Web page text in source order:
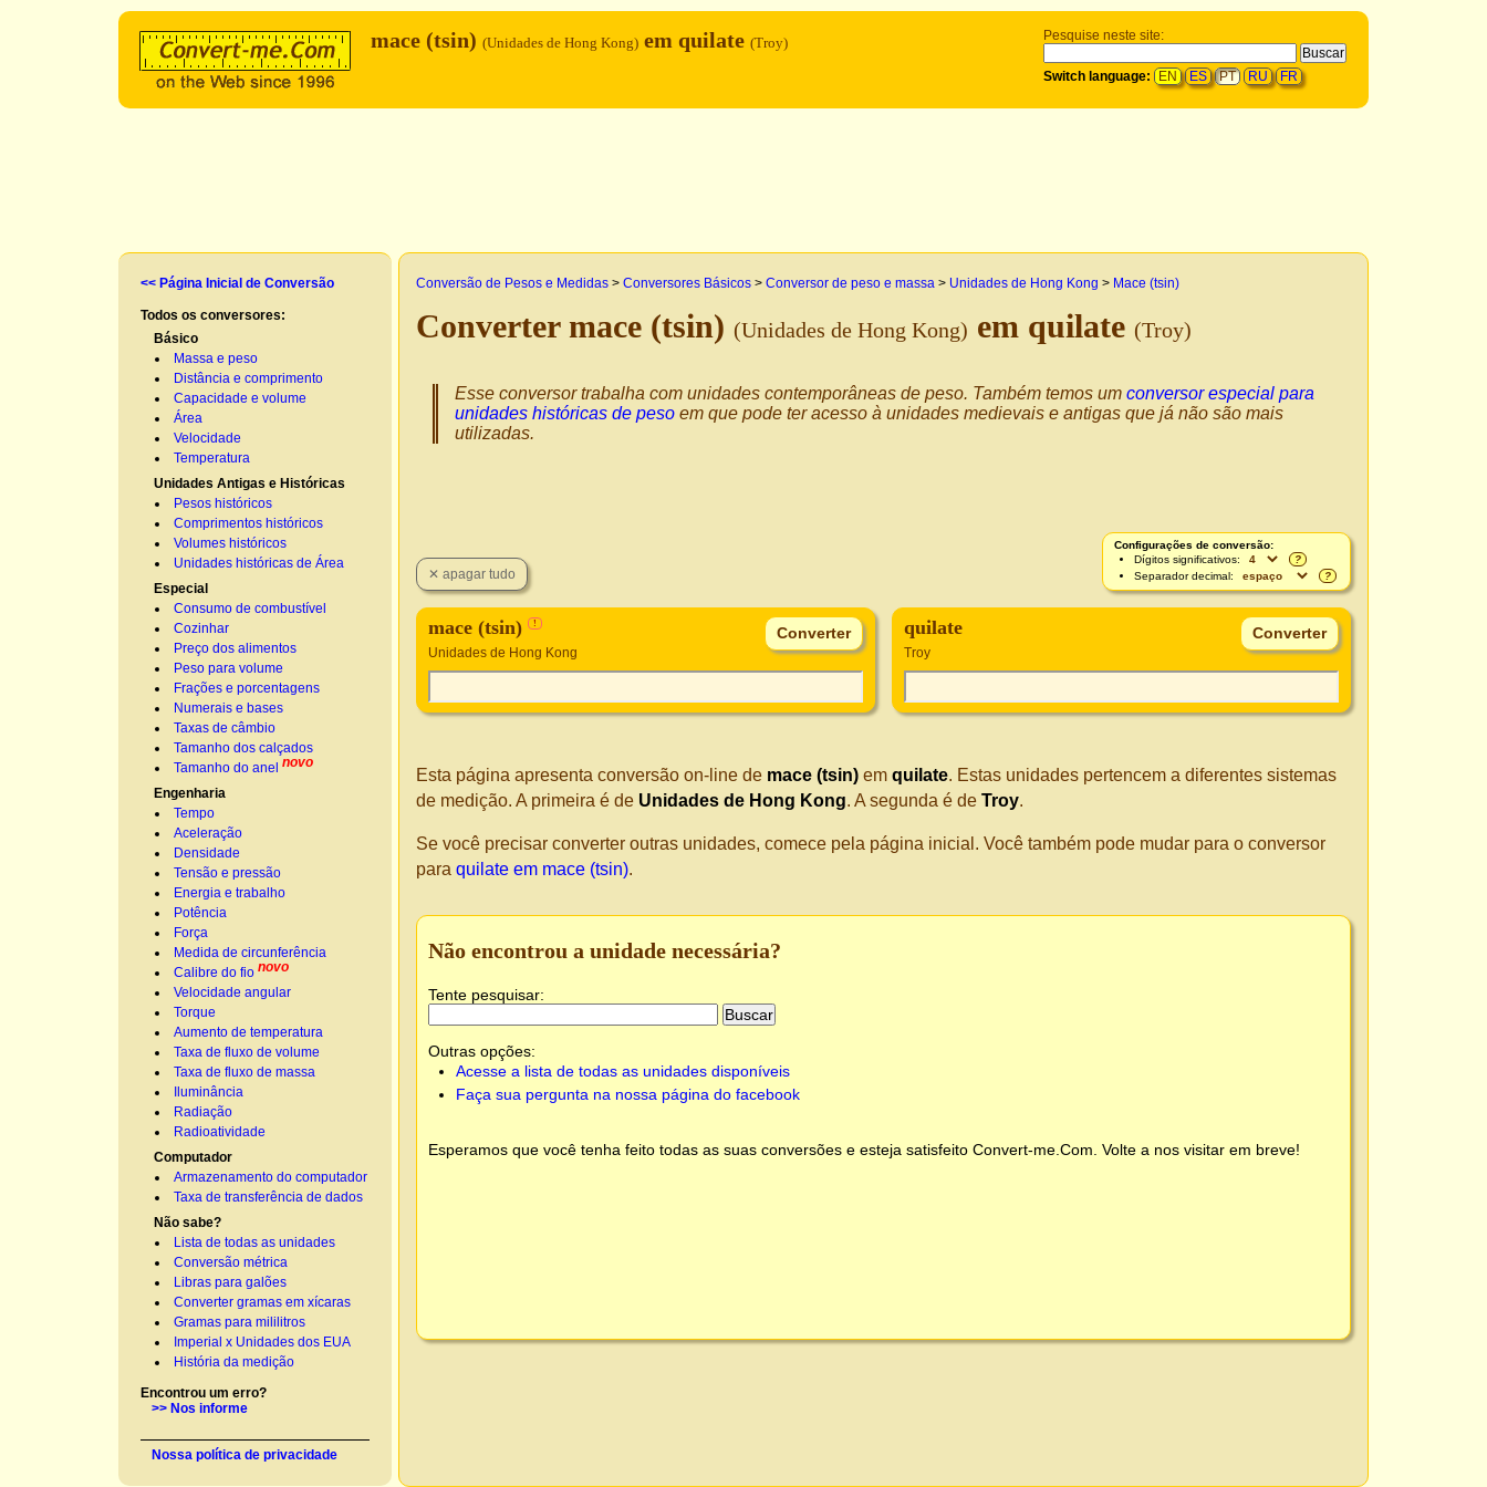
Pesquise neste site:
Switch language: EN ES PT RU FR
mace (tsin) (Unidades de Hong Kong) em quilate (Troy)
<< Página Inicial de Conversão
Todos os conversores:
Básico
Massa e peso
Distância e comprimento
Capacidade e volume
Área
Velocidade
Temperatura
Unidades Antigas e Históricas
Pesos históricos
Comprimentos históricos
Volumes históricos
Unidades históricas de Área
Especial
Consumo de combustível
Cozinhar
Preço dos alimentos
Peso para volume
Frações e porcentagens
Numerais e bases
Taxas de câmbio
Tamanho dos calçados
Tamanho do anel novo
Engenharia
Tempo
Aceleração
Densidade
Tensão e pressão
Energia e trabalho
Potência
Força
Medida de circunferência
Calibre do fio novo
Velocidade angular
Torque
Aumento de temperatura
Taxa de fluxo de volume
Taxa de fluxo de massa
Iluminância
Radiação
Radioatividade
Computador
Armazenamento do computador
Taxa de transferência de dados
Não sabe?
Lista de todas as unidades
Conversão métrica
Libras para galões
Converter gramas em xícaras
Gramas para mililitros
Imperial x Unidades dos EUA
História da medição
Encontrou um erro?
>> Nos informe
Nossa política de privacidade
Conversão de Pesos e Medidas > Conversores Básicos > Conversor de peso e massa > Unidades de Hong Kong > Mace (tsin)
Converter mace (tsin) (Unidades de Hong Kong) em quilate (Troy)
Esse conversor trabalha com unidades contemporâneas de peso. Também temos um conversor especial para
unidades históricas de peso em que pode ter acesso à unidades medievais e antigas que já não são mais
utilizadas.
Configurações de conversão:
Dígitos significativos:
?
Separador decimal:
?
mace (tsin) !
Unidades de Hong Kong
quilate
Troy
Esta página apresenta conversão on-line de mace (tsin) em quilate. Estas unidades pertencem a diferentes sistemas
de medição. A primeira é de Unidades de Hong Kong. A segunda é de Troy.
Se você precisar converter outras unidades, comece pela página inicial. Você também pode mudar para o conversor
para quilate em mace (tsin).
Não encontrou a unidade necessária?
Tente pesquisar:
Outras opções:
Acesse a lista de todas as unidades disponíveis
Faça sua pergunta na nossa página do facebook
Esperamos que você tenha feito todas as suas conversões e esteja satisfeito Convert-me.Com . Volte a nos visitar em breve!